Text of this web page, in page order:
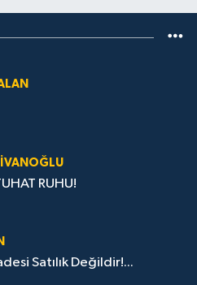
RUHU!
Satılık Değildir!...